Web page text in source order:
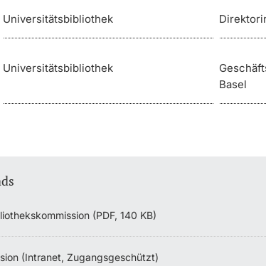
Universitätsbibliothek
Universitätsbibliothek
Basel
(PDF, 140 KB)
(Intranet, Zugangsgeschützt)